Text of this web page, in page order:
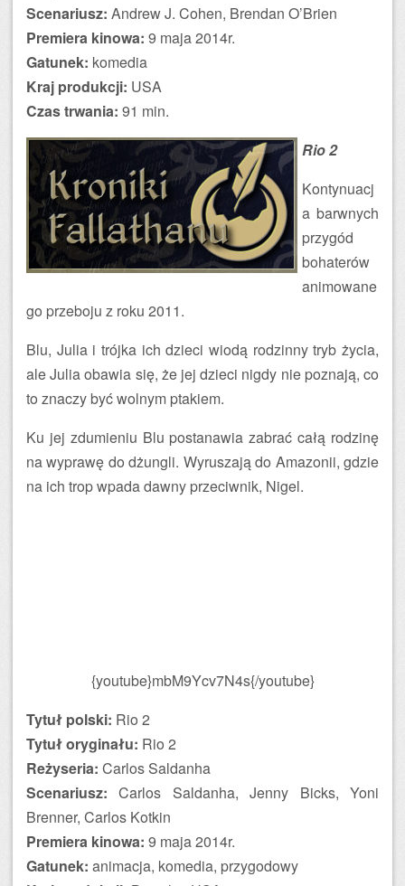
Scenariusz: Andrew J. Cohen, Brendan O’Brien
Premiera kinowa: 9 maja 2014r.
Gatunek: komedia
Kraj produkcji: USA
Czas trwania: 91 min.
Rio 2
Kontynuacj
a barwnych
przygód
bohaterów
animowane
go przeboju z roku 2011.
Blu, Julia i trójka ich dzieci wiodą rodzinny tryb życia,
ale Julia obawia się, że jej dzieci nigdy nie poznają, co
to znaczy być wolnym ptakiem.
Ku jej zdumieniu Blu postanawia zabrać całą rodzinę
na wyprawę do dżungli. Wyruszają do Amazonii, gdzie
na ich trop wpada dawny przeciwnik, Nigel.
{youtube}mbM9Ycv7N4s{/youtube}
Tytuł polski: Rio 2
Tytuł oryginału: Rio 2
Reżyseria: Carlos Saldanha
Scenariusz: Carlos Saldanha, Jenny Bicks, Yoni
Brenner, Carlos Kotkin
Premiera kinowa: 9 maja 2014r.
Gatunek: animacja, komedia, przygodowy